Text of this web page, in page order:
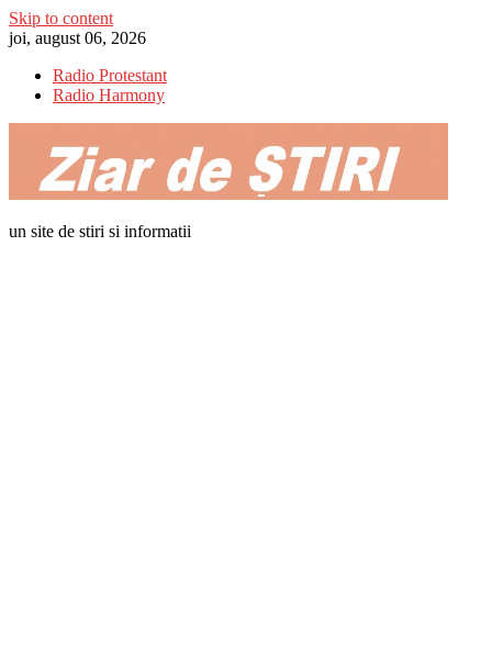
Skip to content
joi, august 06, 2026
Radio Protestant
Radio Harmony
un site de stiri si informatii